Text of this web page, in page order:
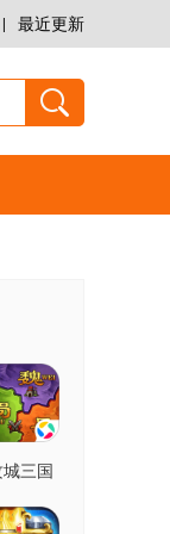
最近更新
|
三国